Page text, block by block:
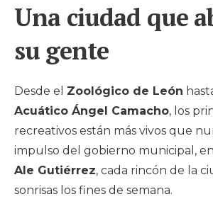
Una ciudad que
su gente
Desde el Zoológico de León
Acuático Ángel Camacho, los
recreativos están más vivos que
impulso del gobierno municipal,
Ale Gutiérrez, cada rincón de la
sonrisas los fines de semana.